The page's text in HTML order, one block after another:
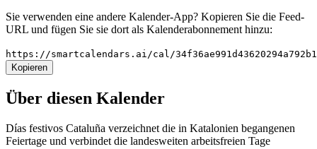
Sie verwenden eine andere Kalender-App? Kopieren Sie die Feed-
URL und fügen Sie sie dort als Kalenderabonnement hinzu:
https://smartcalendars.ai/cal/
Kopieren
Über diesen Kalender
Días festivos Cataluña verzeichnet die in Katalonien begangenen
Feiertage und verbindet die landesweiten arbeitsfreien Tage